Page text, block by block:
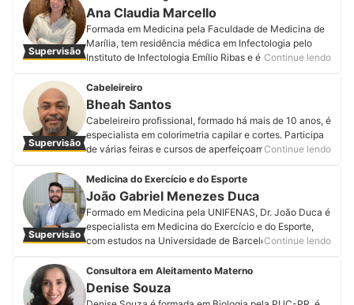
Perfil de Gabriela Santos
Supervisão
Ana Claudia Marcello
Formada em Medicina pela Faculdade de Medicina de
Marília, tem residência médica em Infectologia pelo
Instituto de Infectologia Emílio Ribas e é infectologista
nos estudos da vacina AstraZeneca no Brasil em 2020,
pela Escola Paulista de Medicina (Unifesp). É
especialista em doenças infecciosas e parasitárias,
atua e tem ampla experiência em tratamento e
prevenção de HIV, Hepatites virais e infecções
sexualmente transmissíveis desde 2008. Também
Infectologia, como dengue, infecções respiratórias e
urinárias, herpes zoster e infecções em geral. Ela
acredita numa medicina baseada em respeito, inclusão
e empatia.
Perfil de Ana Claudia Marcello
Continue lendo
Supervisão
Cabeleireiro
Bheah Santos
Cabeleireiro profissional, formado há mais de 10 anos, é
especialista em colorimetria capilar e cortes. Participa
de várias feiras e cursos de aperfeiçoamentos.
Perfil de Bheah Santos
Continue lendo
Supervisão
Medicina do Exercício e do Esporte
João Gabriel Menezes Duca
Formado em Medicina pela UNIFENAS, Dr. João Duca é
especialista em Medicina do Exercício e do Esporte,
com estudos na Universidade de Barcelona e
focados na melhoria da performance física e mental,
envelhecimento saudável, tratamento de obesidade e
distúrbios metabólicos e hormonais.
Continue lendo
Consultora em Aleitamento Materno
Denise Souza